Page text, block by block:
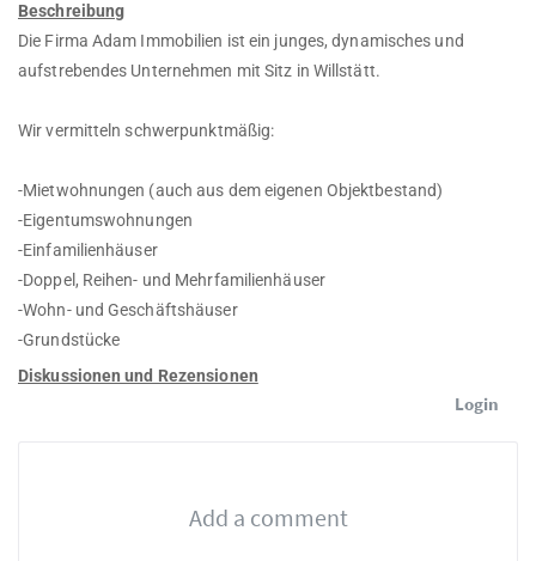
Beschreibung
Die Firma Adam Immobilien ist ein junges, dynamisches und
aufstrebendes Unternehmen mit Sitz in Willstätt.
Wir vermitteln schwerpunktmäßig:
-Mietwohnungen (auch aus dem eigenen Objektbestand)
-Eigentumswohnungen
-Einfamilienhäuser
-Doppel, Reihen- und Mehrfamilienhäuser
-Wohn- und Geschäftshäuser
-Grundstücke
Diskussionen und Rezensionen
Login